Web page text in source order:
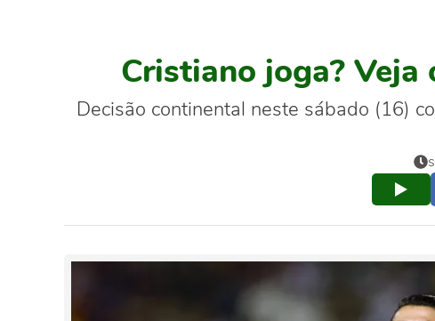
Cristiano joga?
Decisão continental neste sábado (16)